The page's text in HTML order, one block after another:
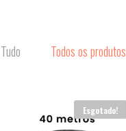
Tudo Todos os produtos
Esgotado!